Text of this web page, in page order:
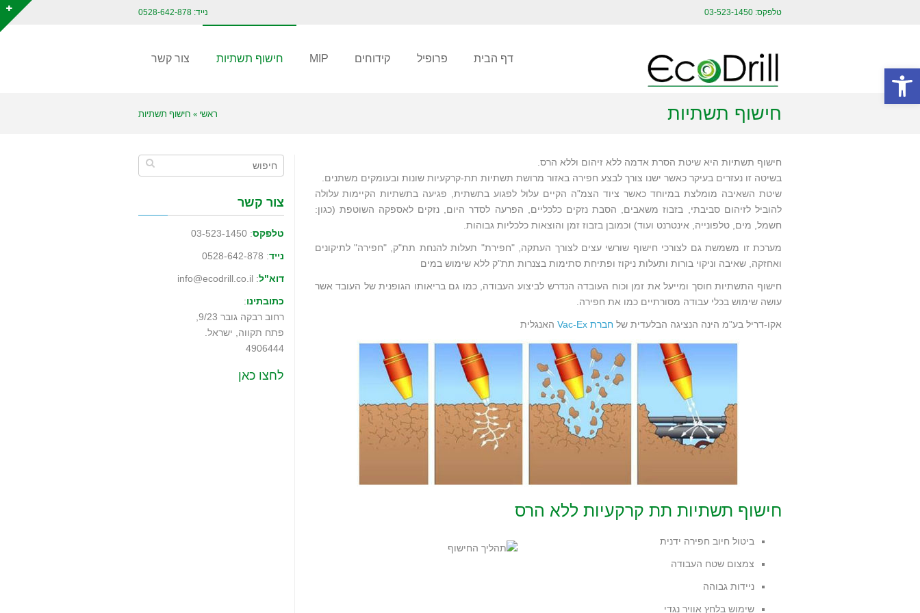
פתח סרגל נגישות
טלפקס: 03-523-1450 נייד: 0528-642-878
דף הבית פרופיל קידוחים MIP חישוף תשתיות צור קשר
חישוף תשתיות ראשי » חישוף תשתיות
חישוף תשתיות היא שיטת הסרת אדמה ללא זיהום וללא הרס.
בשיטה זו נעזרים בעיקר כאשר ישנו צורך לבצע חפירה באזור מרושת תשתיות תת-קרקעיות שונות ובעומקים משתנים.
שיטת השאיבה מומלצת במיוחד כאשר ציוד הצמ"ה הקיים עלול לפגוע בתשתית, פגיעה בתשתיות הקיימות עלולה
להוביל לזיהום סביבתי, בזבוז משאבים, הסבת נזקים כלכליים, הפרעה לסדר היום, נזקים לאספקה השוטפת (כגון:
חשמל, מים, טלפונייה, אינטרנט ועוד) וכמובן בזבוז זמן והוצאות כלכליות גבוהות.
מערכת זו משמשת גם לצורכי חישוף שורשי עצים לצורך העתקה, "חפירת" תעלות להנחת תת"ק, "חפירה" לתיקונים
ואחזקה, שאיבה וניקוי בורות ותעלות ניקוז ופתיחת סתימות בצנרות תת"ק ללא שימוש במים
חישוף התשתיות חוסך ומייעל את זמן וכוח העובדה הנדרש לביצוע העבודה, כמו גם בריאותו הגופנית של העובד אשר
עושה שימוש בכלי עבודה מסורתיים כמו את חפירה.
אקו-דריל בע"מ הינה הנציגה הבלעדית של חברת Vac-Ex האנגלית
חישוף תשתיות תת קרקעיות ללא הרס
ביטול חיוב חפירה ידנית
צמצום שטח העבודה
ניידות גבוהה
שימוש בלחץ אוויר נגדי
צור קשר
טלפקס: 03-523-1450
נייד: 0528-642-878
דוא"ל: info@ecodrill.co.il
כתובתינו:
רחוב רבקה גובר 9/23,
פתח תקווה, ישראל.
4906444
לחצו כאן